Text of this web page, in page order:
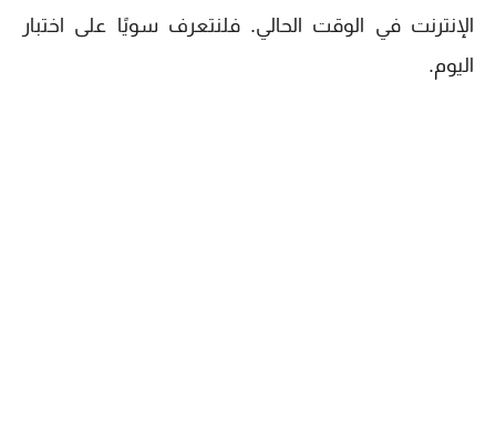
الإنترنت في الوقت الحالي. فلنتعرف سويًا على اختبار
اليوم.